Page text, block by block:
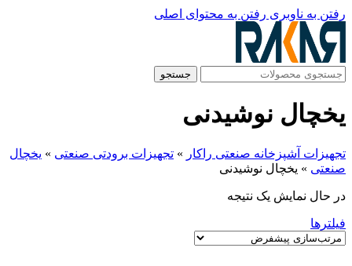
رفتن به ناوبری رفتن به محتوای اصلی
جستجو
یخچال نوشیدنی
تجهیزات آشپزخانه صنعتی راکار » تجهیزات برودتی صنعتی » یخچال
صنعتی » یخچال نوشیدنی
در حال نمایش یک نتیجه
فیلترها